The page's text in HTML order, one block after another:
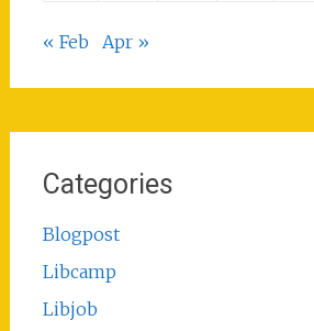
« Feb Apr »
Categories
Blogpost
Libcamp
Libjob